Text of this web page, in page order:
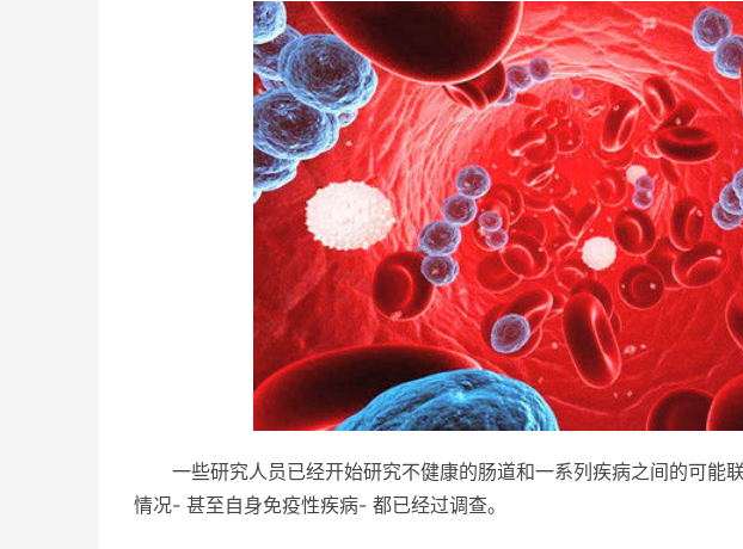
一些研究人员已经开始研究不健康的肠道和一系列疾病之间的可能
情况- 甚至自身免疫性疾病- 都已经过调查。